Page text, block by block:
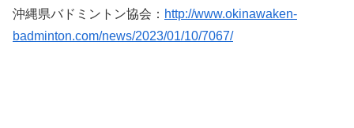
沖縄県バドミントン協会： http://www.okinawaken-
badminton.com/news/2023/01/10/7067/